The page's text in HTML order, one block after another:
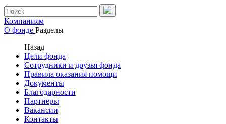
Компаниям
О фонде Разделы
Назад
Цели фонда
Сотрудники и друзья фонда
Правила оказания помощи
Документы
Благодарности
Партнеры
Вакансии
Контакты